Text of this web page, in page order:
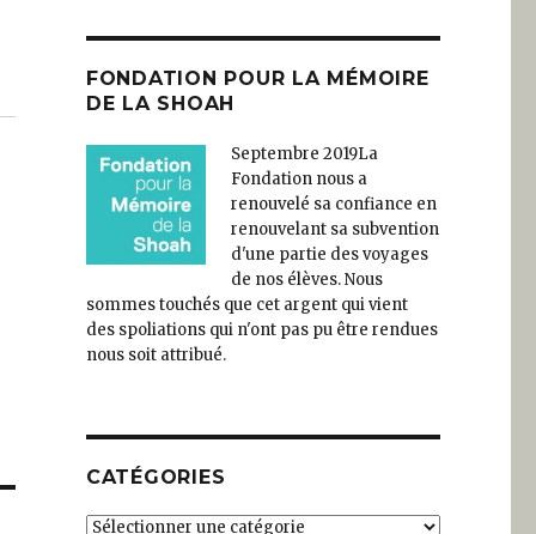
FONDATION POUR LA MÉMOIRE
DE LA SHOAH
Septembre 2019La
Fondation nous a
renouvelé sa confiance en
renouvelant sa subvention
d'une partie des voyages
de nos élèves. Nous
sommes touchés que cet argent qui vient
des spoliations qui n'ont pas pu être rendues
nous soit attribué.
CATÉGORIES
Catégories